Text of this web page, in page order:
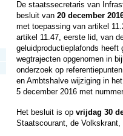
De staatssecretaris van
besluit van 20 december
met toepassing van artikel
artikel 11.47, eerste lid, van
geluidproductieplafonds heeft
wegtrajecten opgenomen in
onderzoek op
en Ambtshalve wijziging in
5 december 2016 met
Het besluit is op vrijdag 30
Staatscourant, de Volkskrant,